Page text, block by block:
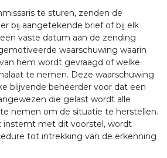
te sturen, zenden de
bij aangetekende brief of bij elk
vaste datum aan de zending
waarschuwing waarin
hem wordt gevraagd of welke
te nemen. Deze waarschuwing
blijvende beheerder voor dat een
die gelast wordt alle
nemen om de situatie te herstellen.
instemt met dit voorstel, wordt
tot intrekking van de erkenning